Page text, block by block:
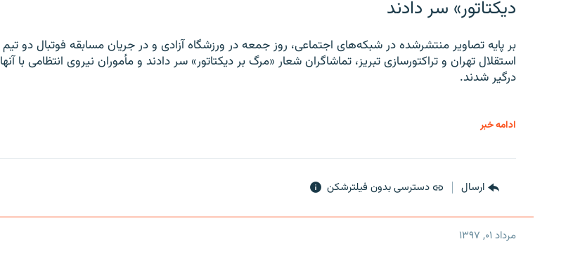
دیکتاتور» سر دادند
بر پایه تصاویر منتشرشده در شبکه‌های اجتماعی، روز جمعه در ورزشگاه آزادی و در جریان مسابقه فوتبال دو تیم
استقلال تهران و تراکتورسازی تبریز، تماشاگران شعار «مرگ بر دیکتاتور» سر دادند و مأموران نیروی انتظامی با آنها
درگیر شدند.
ادامه خبر
ارسال دسترسی بدون فیلترشکن
مرداد ۰۱, ۱۳۹۷